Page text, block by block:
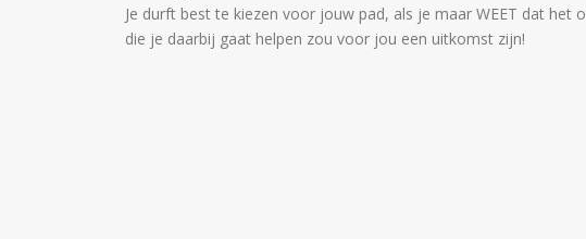
Je durft best te kiezen voor jouw pad, als je maar WEET dat
die je daarbij gaat helpen zou voor jou een uitkomst zijn!